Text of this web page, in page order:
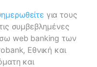
για τους
συμβεβλημένες
web banking των
Εθνική και
και